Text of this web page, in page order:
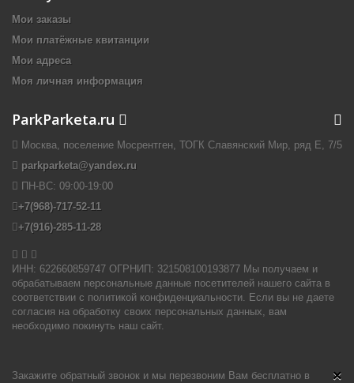
Мои заказы
Мои платёжные квитанции
Мои адреса
Моя личная информация
ParkParketa.ru
Москва, поселение Мосрентген, ТОГК Славянский Мир, ряд Е, 7/5
parkparketa@yandex.ru
ПН-ВС: 09:00-19:00
+7(968)-717-52-11
+7(916)-285-11-28
 
ИНН: 622660859747 ОГРНИП: 321508100193877 Мы получаем и
обрабатываем персональные данные посетителей нашего сайта в
соответствии с политикой конфиденциальности. Если вы не даете
согласия на обработку своих персональных данных, вам
необходимо покинуть наш сайт.
×
Закажите обратный звонок и мы перезвоним Вам бесплатно в